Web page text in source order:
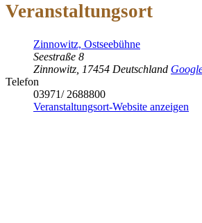
Veranstaltungsort
Zinnowitz, Ostseebühne
Seestraße 8
Zinnowitz 17454 Deutschland
Telefon
03971/ 2688800
Veranstaltungsort-Website anzeigen